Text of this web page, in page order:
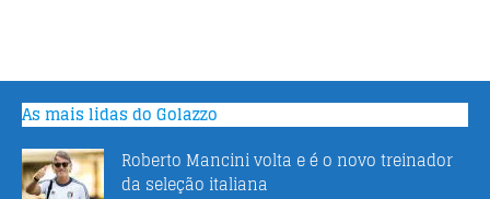
As mais lidas do Golazzo
Roberto Mancini volta e é o novo treinador
da seleção italiana